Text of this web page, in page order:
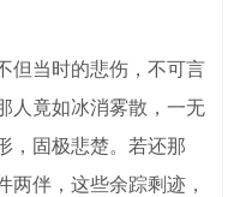
当时的悲伤，不可言
人竟如冰消雾散，一无
，固极悲楚。若还那
两伴，这些余踪剩迹，